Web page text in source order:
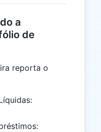
a
de
reporta o